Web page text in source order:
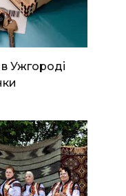
Ужгороді